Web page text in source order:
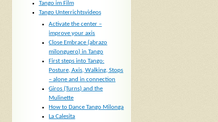
Tango im Film
Tango Unterrichtsvideos
Activate the center –
improve your axis
Close Embrace (abrazo
milonguero) in Tango
First steps into Tango:
Posture, Axis, Walking, Stops
– alone and in connection
Giros (Turns) and the
Mulinette
How to Dance Tango Milonga
La Calesita